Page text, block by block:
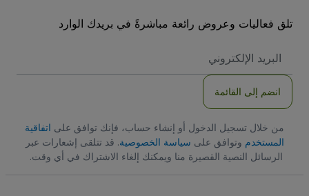
تلق فعاليات وعروض رائعة مباشرةً في بريدك الوارد
الاكتروني
انضم إلى القائمة
من خلال تسجيل الدخول أو إنشاء حساب، فإنك توافق علىاتفاقية
المستخدموتوافق علىسياسة الخصوصية. قد تتلقى إشعارات عبر
الرسائل النصية القصيرة منا ويمكنك إلغاء الاشتراك في أي وقت.